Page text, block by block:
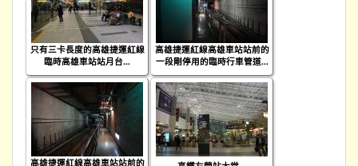
只有三卡長度的高雄捷運紅線
臨時高雄車站站月台...
高雄捷運紅線高雄車站站前的
一段剛停用的臨時行車管道...
高雄捷運紅線高雄車站站前的